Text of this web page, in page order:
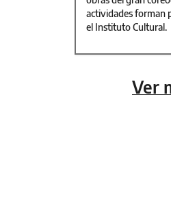
actividades forman
el Instituto Cultural.
Ver